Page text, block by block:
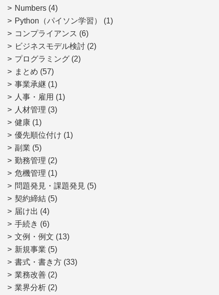
Numbers (4)
Python（パイソン学習）
(1)
コンプライアンス (6)
ビジネスモデル検討 (2)
プログラミング (2)
まとめ (57)
事業承継 (1)
人事・雇用 (1)
人材管理 (3)
健康 (1)
優先順位付け (1)
副業 (5)
勤務管理 (2)
危機管理 (1)
問題発見・課題発見 (5)
契約締結 (5)
届け出 (4)
手続き (6)
文例・例文 (13)
新規事業 (5)
書式・書き方 (33)
業務改善 (2)
業界分析 (2)